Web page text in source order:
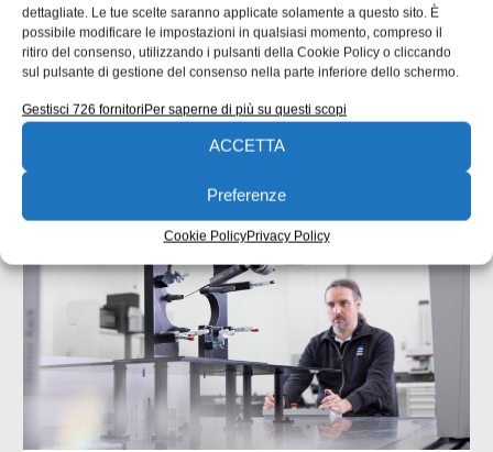
dettagliate. Le tue scelte saranno applicate solamente a questo sito. È
possibile modificare le impostazioni in qualsiasi momento, compreso il
ritiro del consenso, utilizzando i pulsanti della Cookie Policy o cliccando
sul pulsante di gestione del consenso nella parte inferiore dello schermo.
Gestisci 726 fornitoriPer saperne di più su questi scopi
ACCETTA
Preferenze
Cookie PolicyPrivacy Policy
dell’approfondimento inaugurato un mese fa ci
concentriamo su un’analisi delle responsabilità tecniche
che collegano progettista, officina e coordinatore di
saldatura. Una quota rilevante delle non
Emanuela Bianchi 24/07/2026